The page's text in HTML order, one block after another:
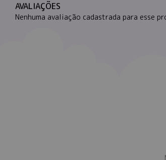
AVALIAÇÕES
Nenhuma avaliação cadastrada para esse